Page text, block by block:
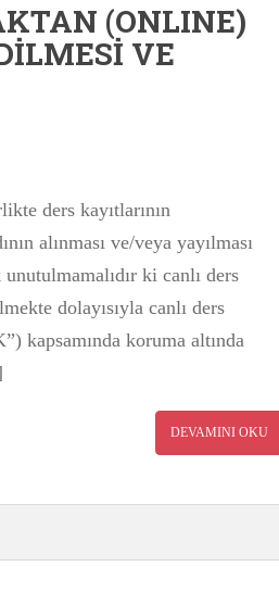
(ONLINE)
VE
ders kayıtlarının
alınması ve/veya yayılması
ki canlı ders
dolayısıyla canlı ders
kapsamında koruma altında
DEVAMINI OKU